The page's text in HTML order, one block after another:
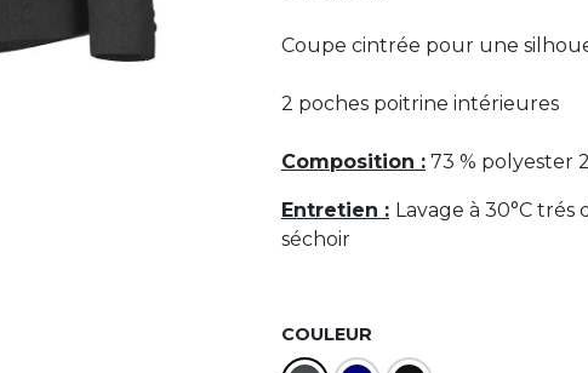
Coupe cintrée pour une
2 poches poitrine intérieures
Composition : 73 % polyester
Entretien : Lavage à 30°C
séchoir
COULEUR